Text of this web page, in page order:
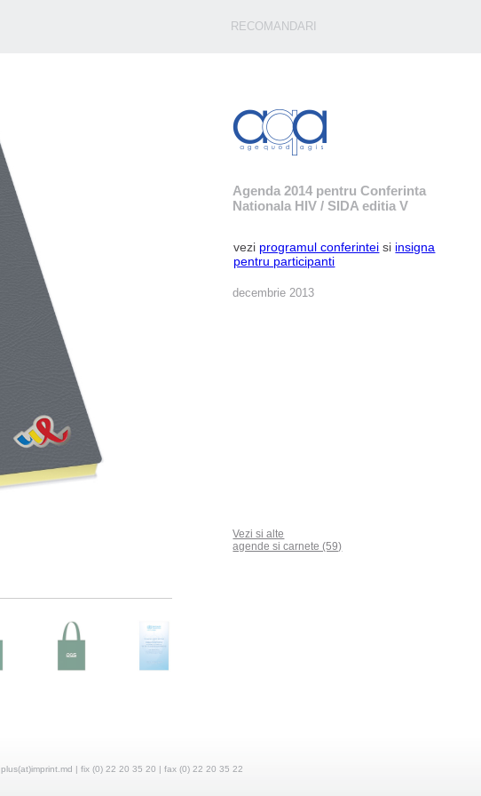
RECOMANDARI
Agenda 2014 pentru Conferinta
Nationala HIV / SIDA editia V
vezi programul conferintei si insigna
pentru participanti
decembrie 2013
Vezi si alte
agende si carnete (59)
plus(at)imprint.md | fix (0) 22 20 35 20 | fax (0) 22 20 35 22